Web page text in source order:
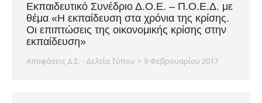
Εκπαιδευτικό Συνέδριο Δ.Ο.Ε. – Π.Ο.Ε.Δ. με
θέμα «Η εκπαίδευση στα χρόνια της κρίσης.
Οι επιπτώσεις της οικονομικής κρίσης στην
εκπαίδευση»
Αποφάσεις Δ.Σ. - Δελτία Τύπου 9 Φεβρουαρίου 2017